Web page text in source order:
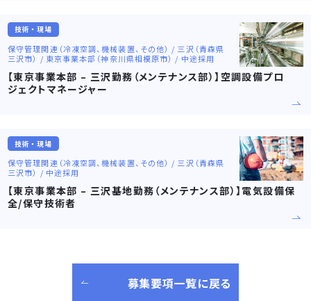
技術・現場
保守管理関連（冷凍空調、機械装置、その他） / 三沢（青森県
三沢市） / 東京事業本部（神奈川県相模原市） / 中途採用
【東京事業本部 – 三沢勤務（メンテナンス部）】空調設備プロ
ジェクトマネージャー
技術・現場
保守管理関連（冷凍空調、機械装置、その他） / 三沢（青森県
三沢市） / 中途採用
【東京事業本部 – 三沢基地勤務（メンテナンス部）】電気設備保
全/保守技術者
募集要項一覧に戻る